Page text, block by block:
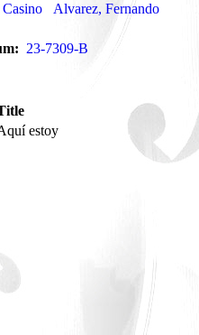
Alvarez, Fernando
23-7309-B
estoy